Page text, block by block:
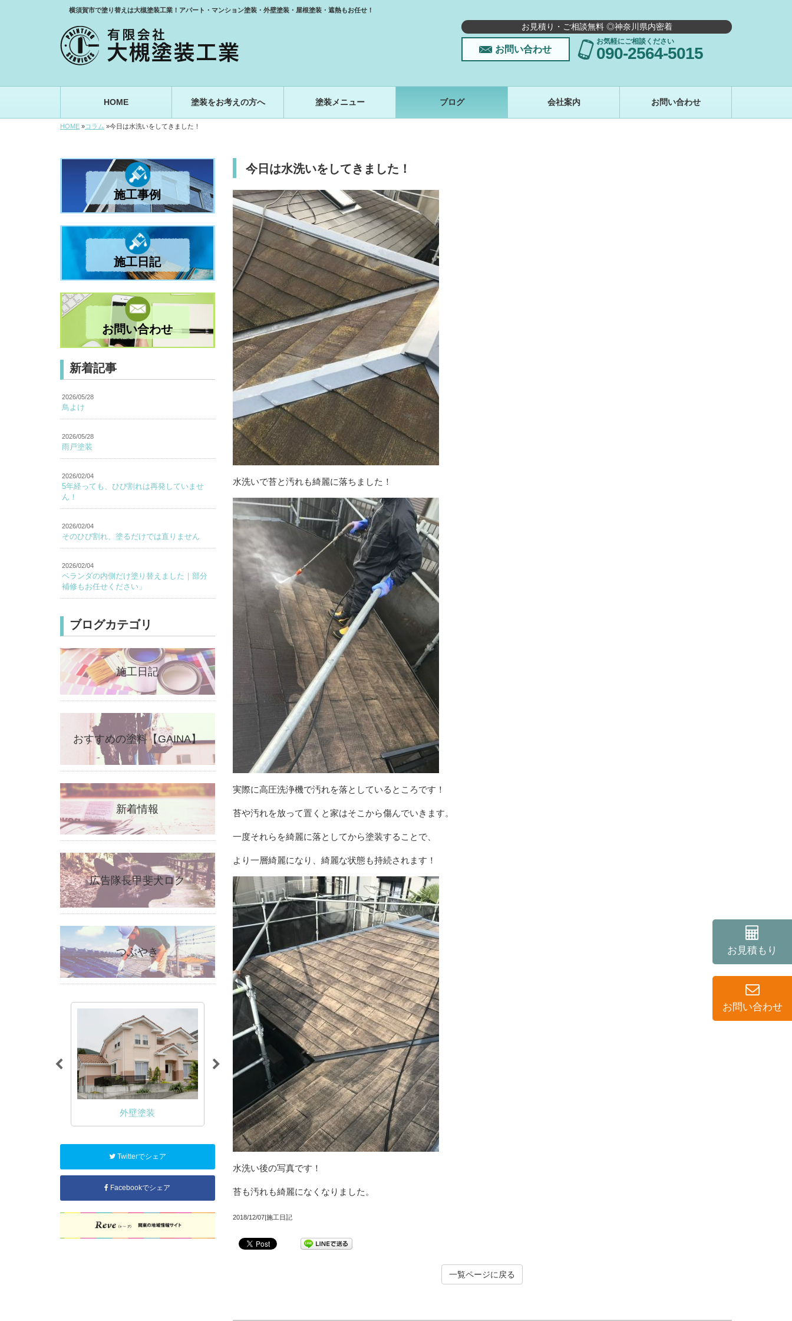
横須賀市で塗り替えは大槻塗装工業！アパート・マンション塗装・外壁塗装・屋根塗装・遮熱もお任せ！
お見積り・ご相談無料 ◎神奈川県内密着
お問い合わせ
お気軽にご相談ください
090-2564-5015
HOME 塗装をお考えの方へ 塗装メニュー ブログ 会社案内 お問い合わせ
HOME »コラム »今日は水洗いをしてきました！
今日は水洗いをしてきました！
水洗いで苔と汚れも綺麗に落ちました！
実際に高圧洗浄機で汚れを落としているところです！
苔や汚れを放って置くと家はそこから傷んでいきます。
一度それらを綺麗に落としてから塗装することで、
より一層綺麗になり、綺麗な状態も持続されます！
水洗い後の写真です！
苔も汚れも綺麗になくなりました。
2018/12/07|施工日記
一覧ページに戻る
施工事例
施工日記
お問い合わせ
新着記事
2026/05/28
鳥よけ
2026/05/28
雨戸塗装
2026/02/04
5年経っても、ひび割れは再発していませ
ん！
2026/02/04
そのひび割れ、塗るだけでは直りません
2026/02/04
ベランダの内側だけ塗り替えました｜部分
補修もお任せください」
ブログカテゴリ
施工日記
おすすめの塗料【GAINA】
新着情報
広告隊長甲斐犬ロク
つぶやき
外壁塗装 屋根塗装 内装塗装
Twitterでシェア
Facebookでシェア
お見積もり
お問い合わせ